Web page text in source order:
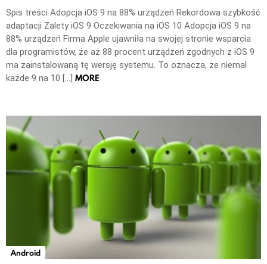
Spis treści Adopcja iOS 9 na 88% urządzeń Rekordowa szybkość
adaptacji Zalety iOS 9 Oczekiwania na iOS 10 Adopcja iOS 9 na
88% urządzeń Firma Apple ujawniła na swojej stronie wsparcia
dla programistów, że aż 88 procent urządzeń zgodnych z iOS 9
ma zainstalowaną tę wersję systemu. To oznacza, że niemal
każde 9 na 10 […] MORE
Android